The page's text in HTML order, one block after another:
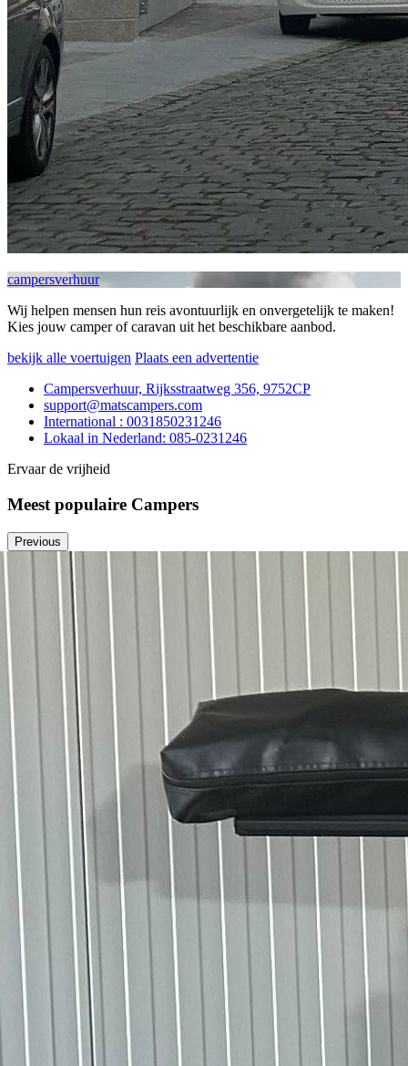
campersverhuur
Wij helpen mensen hun reis avontuurlijk en onvergetelijk te maken!
Kies jouw camper of caravan uit het beschikbare aanbod.
bekijk alle voertuigen Plaats een advertentie
Campersverhuur, Rijksstraatweg 356, 9752CP
support@matscampers.com
International : 0031850231246
Lokaal in Nederland: 085-0231246
Ervaar de vrijheid
Meest populaire Campers
Previous